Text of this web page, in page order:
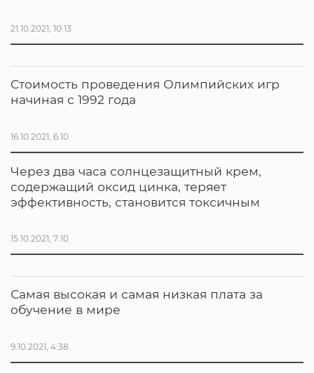
21.10.2021, 10:13
Стоимость проведения Олимпийских игр
начиная с 1992 года
16.10.2021, 6:10
Через два часа солнцезащитный крем,
содержащий оксид цинка, теряет
эффективность, становится токсичным
15.10.2021, 7:10
Самая высокая и самая низкая плата за
обучение в мире
9.10.2021, 4:38